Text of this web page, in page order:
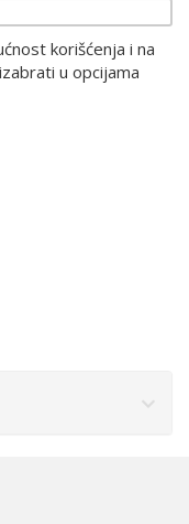
korišćenja i na
u opcijama